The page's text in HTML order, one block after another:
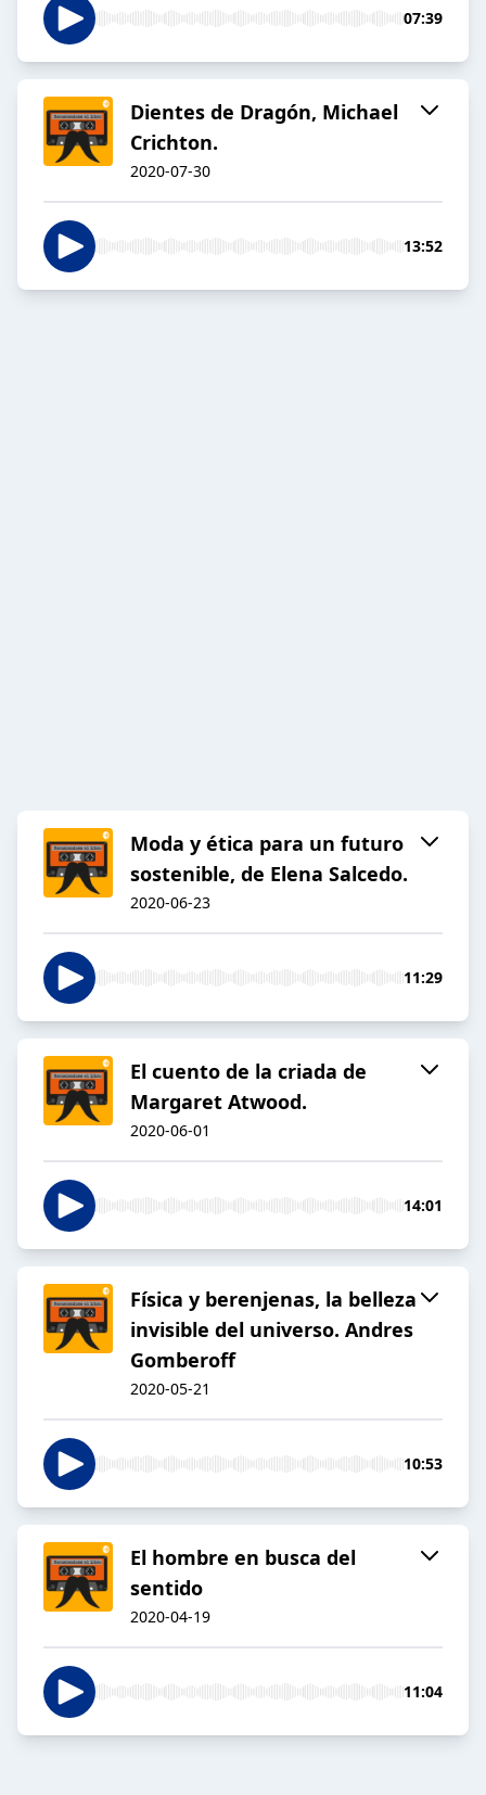
07:39
Dientes de Dragón, Michael
Crichton.
2020-07-30
13:52
Moda y ética para un futuro
sostenible, de Elena Salcedo.
2020-06-23
11:29
El cuento de la criada de
Margaret Atwood.
2020-06-01
14:01
Física y berenjenas, la belleza
invisible del universo. Andres
Gomberoff
2020-05-21
10:53
El hombre en busca del
sentido
2020-04-19
11:04